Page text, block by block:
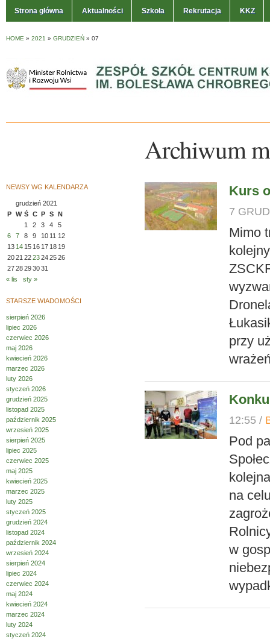
Strona główna Aktualności Szkoła Rekrutacja KKZ
HOME » 2021 » GRUDZIEŃ » 07
Archiwum
NEWSY WG KALENDARZA
grudzień 2021
P W Ś C P S N
1
2 3 4
5
6
7 8 9 10 11 12
13 14 15 16 17 18 19
2021 2223242526
2728293031
« lis
sty »
STARSZE WIADOMOŚCI
sierpień 2026
lipiec 2026
czerwiec 2026
maj 2026
kwiecień 2026
marzec 2026
luty 2026
styczeń 2026
grudzień 2025
listopad 2025
październik 2025
wrzesień 2025
sierpień 2025
lipiec 2025
czerwiec 2025
maj 2025
kwiecień 2025
marzec 2025
luty 2025
styczeń 2025
grudzień 2024
listopad 2024
październik 2024
wrzesień 2024
sierpień 2024
lipiec 2024
czerwiec 2024
maj 2024
kwiecień 2024
marzec 2024
luty 2024
styczeń 2024
Kurs
7
Mimo
przy
12:55 /
Pod
na
w